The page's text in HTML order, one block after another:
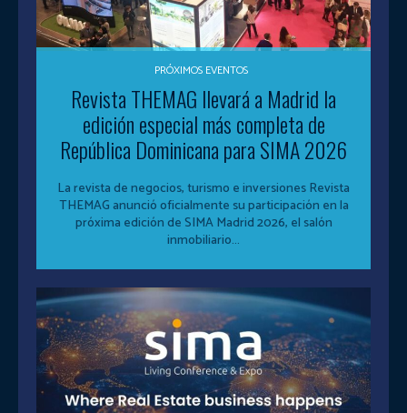
PRÓXIMOS EVENTOS
Revista THEMAG llevará a Madrid la
edición especial más completa de
República Dominicana para SIMA 2026
La revista de negocios, turismo e inversiones Revista
THEMAG anunció oficialmente su participación en la
próxima edición de SIMA Madrid 2026, el salón
inmobiliario...